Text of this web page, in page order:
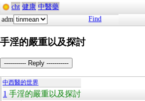
cht 健康 中醫藥
adm
Find
手淫的嚴重以及探討
----------- Reply -----------
中西醫的世界
1 手淫的嚴重以及探討